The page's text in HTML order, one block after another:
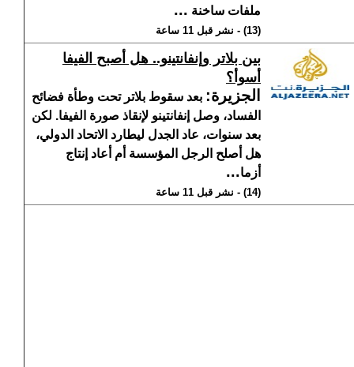
ملفات ساخنة ...
(13) - نشر قبل 11 ساعة
بين بلاتر وإنفانتينو.. هل أصبح الفيفا
أسوأ؟
الجزيرة: بعد سقوط بلاتر تحت وطأة فضائح
الفساد، وصل إنفانتينو لإنقاذ صورة الفيفا. لكن
بعد سنوات، عاد الجدل ليطارد الاتحاد الدولي،
هل أصلح الرجل المؤسسة أم أعاد إنتاج
أزما...
(14) - نشر قبل 11 ساعة